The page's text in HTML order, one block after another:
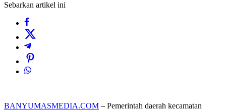
Sebarkan artikel ini
BANYUMASMEDIA.COM – Pemerintah daerah kecamatan